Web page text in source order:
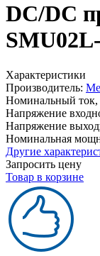
DC/DC
Характеристики
Производитель:
Номинальный
Напряжение
Напряжение
Номинальная
Другие
Запросить цену
Товар в корзине